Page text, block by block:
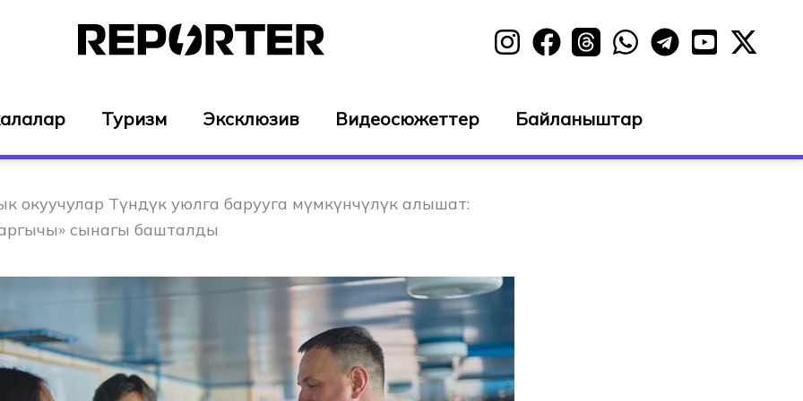
Туризм Эксклюзив Видеосюжеттер Байланыштар
окуучулар Түндүк уюлга барууга мүмкүнчүлүк алышат:
сынагы башталды